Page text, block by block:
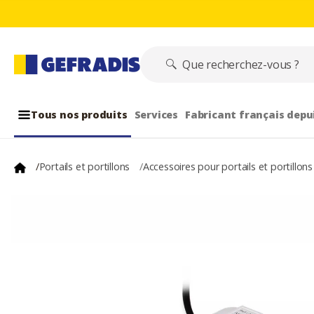
Tous nos produits Services Fabricant français
/Portails et portillons /Accessoires pour portails et